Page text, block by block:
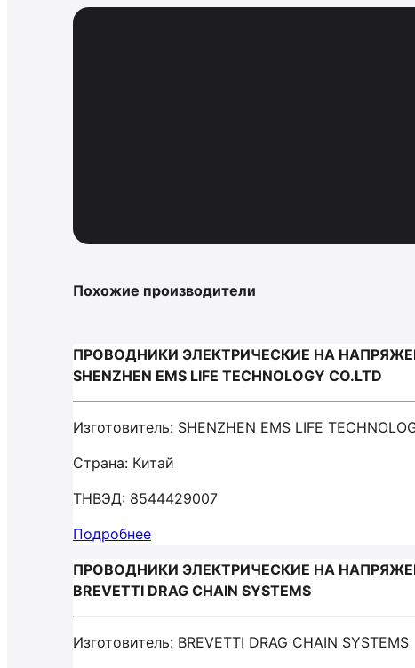
Похожие производители
ПРОВОДНИКИ ЭЛЕКТРИЧЕСКИЕ НА
SHENZHEN EMS LIFE TECHNOLOGY CO.LTD
Изготовитель: SHENZHEN EMS LIFE
Страна: Китай
ТНВЭД: 8544429007
Подробнее
ПРОВОДНИКИ ЭЛЕКТРИЧЕСКИЕ НА
BREVETTI DRAG CHAIN SYSTEMS
Изготовитель: BREVETTI DRAG CHAIN SYSTEMS